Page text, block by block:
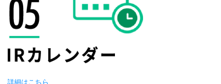
詳細はこちら